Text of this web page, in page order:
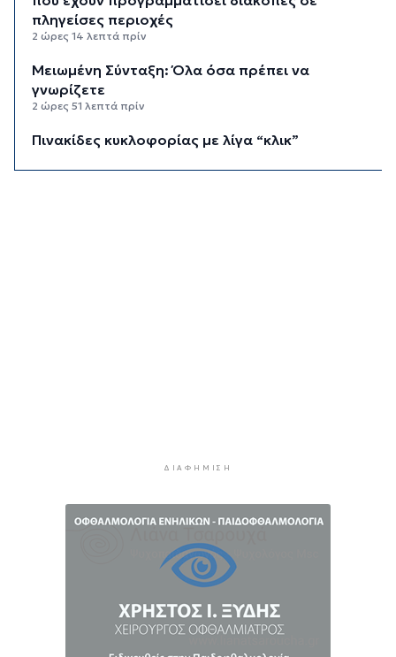
πληγείσες περιοχές
2 ώρες 14 λεπτά πρίν
Μειωμένη Σύνταξη: Όλα όσα πρέπει να
γνωρίζετε
2 ώρες 51 λεπτά πρίν
Πινακίδες κυκλοφορίας με λίγα “κλικ”
ΔΙΑΦΉΜΙΣΗ